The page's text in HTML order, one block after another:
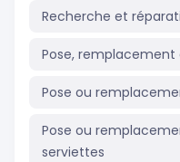
Recherche et
Pose,
Pose ou
Pose ou
serviettes